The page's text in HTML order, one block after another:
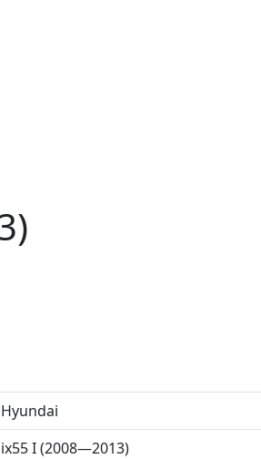
Hyundai
ix55 I (2008—2013)